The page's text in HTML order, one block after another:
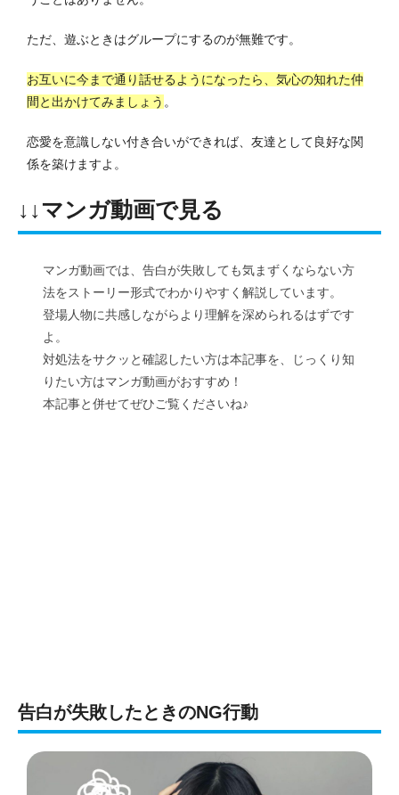
ただ、遊ぶときはグループにするのが無難です。
お互いに今まで通り話せるようになったら、気心の知れた仲
間と出かけてみましょう 。
恋愛を意識しない付き合いができれば、友達として良好な関
係を築けますよ。
↓↓マンガ動画で見る
マンガ動画では、告白が失敗しても気まずくならない方
法をストーリー形式でわかりやすく解説しています。
登場人物に共感しながらより理解を深められるはずです
よ。
対処法をサクッと確認したい方は本記事を、じっくり知
りたい方はマンガ動画がおすすめ！
本記事と併せてぜひご覧くださいね♪
告白が失敗したときのNG行動